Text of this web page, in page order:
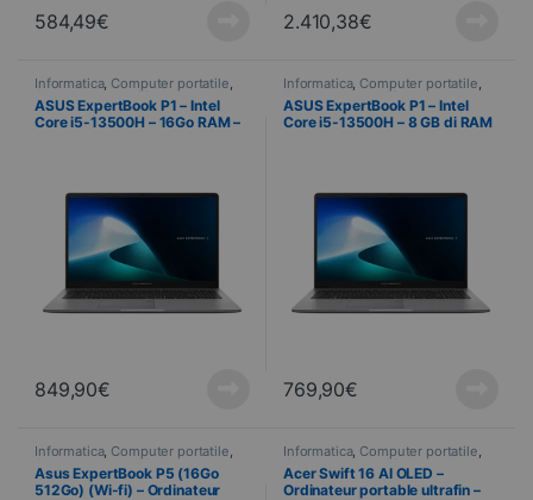
584,49€ 2.410,38€
Informatica, Computer portatile,
Computer portatili
ASUS ExpertBook P1 – Intel
Core i5-13500H – 16Go RAM –
849,90€
Informatica, Computer portatile,
Computer portatili
ASUS ExpertBook P1 – Intel
Core i5-13500H – 8 GB di RAM
769,90€
Informatica, Computer portatile,
Computer portatili
Asus ExpertBook P5 (16Go
512Go) (Wi-fi) – Ordinateur
Informatica, Computer portatile,
Computer portatili
Acer Swift 16 AI OLED –
Ordinateur portable ultrafin –